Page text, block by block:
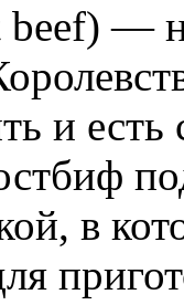
beef) —
и
в